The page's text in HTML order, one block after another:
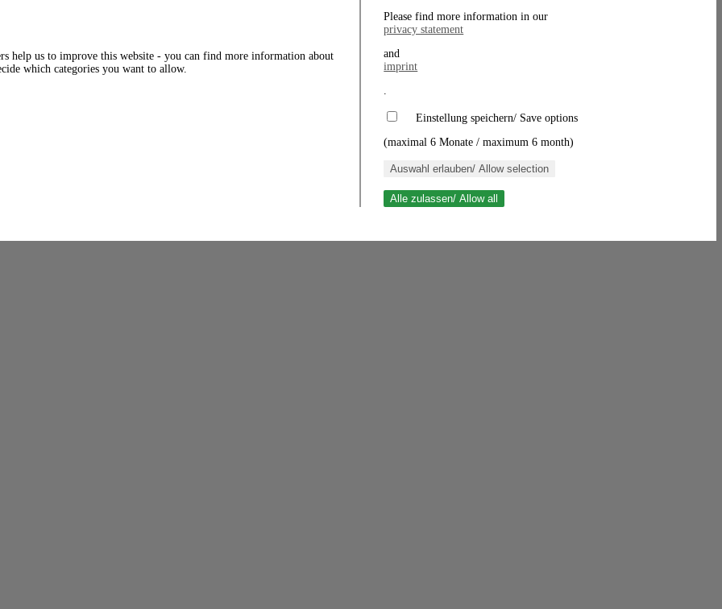
help us to improve this website - you can find more information about
which categories you want to allow.
Please find more information in our
privacy statement
and
imprint
.
Einstellung speichern/ Save options
(maximal 6 Monate / maximum 6 month)
Auswahl erlauben/ Allow selection
Alle zulassen/ Allow all